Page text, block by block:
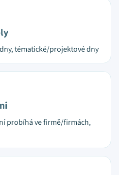
tématické/projektové dny
probíhá ve firmě/firmách,